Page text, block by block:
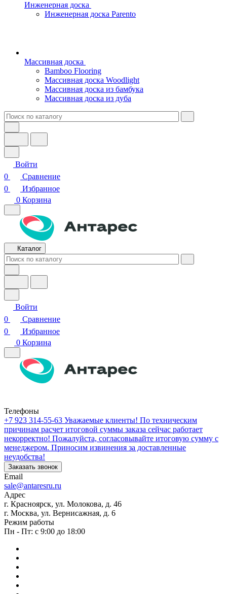
Инженерная доска
Инженерная доска Parento
Массивная доска
Bamboo Flooring
Массивная доска Woodlight
Массивная доска из бамбука
Массивная доска из дуба
Войти
0
Сравнение
0
Избранное
0 Корзина
Каталог
Войти
0
Сравнение
0
Избранное
0 Корзина
Телефоны
+7 923 314-55-63 Уважаемые клиенты! По техническим
причинам расчет итоговой суммы заказа сейчас работает
некорректно! Пожалуйста, согласовывайте итоговую сумму с
менеджером. Приносим извинения за доставленные
неудобства!
Заказать звонок
Email
sale@antaresru.ru
Адрес
г. Красноярск, ул. Молокова, д. 46
г. Москва, ул. Вернисажная, д. 6
Режим работы
Пн - Пт: с 9:00 до 18:00